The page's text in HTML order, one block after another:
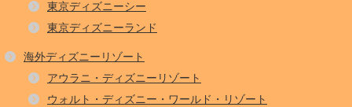
東京ディズニーシー
東京ディズニーランド
海外ディズニーリゾート
アウラニ・ディズニーリゾート
ウォルト・ディズニー・ワールド・リゾート